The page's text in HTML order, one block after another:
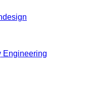
Engineering